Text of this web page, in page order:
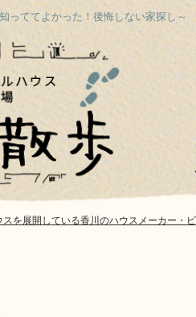
っててよかった！後悔しない家探し～
スを展開している香川のハウスメーカー・